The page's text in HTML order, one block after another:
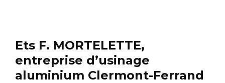
Ets F. MORTELETTE,
entreprise d’usinage
aluminium Clermont-Ferrand